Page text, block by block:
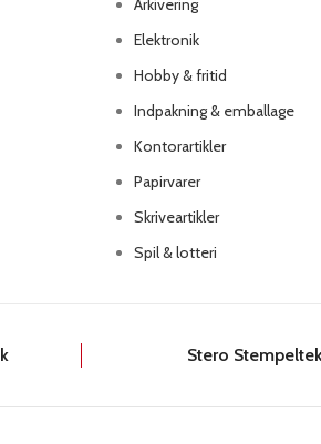
Arkivering
Elektronik
Hobby & fritid
Indpakning & emballage
Kontorartikler
Papirvarer
Skriveartikler
Spil & lotteri
Stero